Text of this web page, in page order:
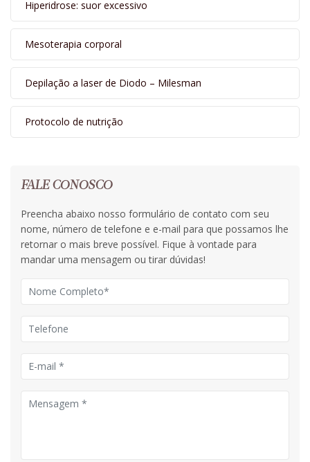
Hiperidrose: suor excessivo
Mesoterapia corporal
Depilação a laser de Diodo – Milesman
Protocolo de nutrição
FALE CONOSCO
Preencha abaixo nosso formulário de contato com seu
nome, número de telefone e e-mail para que possamos lhe
retornar o mais breve possível. Fique à vontade para
mandar uma mensagem ou tirar dúvidas!